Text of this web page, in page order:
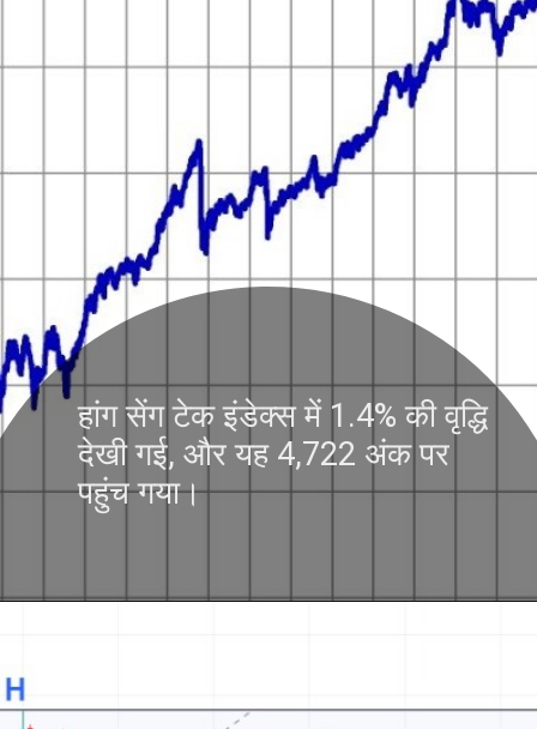
हांग सेंग टेक इंडेक्स में 1.4% की वृद्धि
देखी गई, और यह 4,722 अंक पर
पहुंच गया।